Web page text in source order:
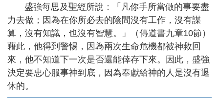
盛強每思及聖經所說：「凡你手所當做的事要盡
力去做；因為在你所必去的陰間沒有工作，沒有謀
算，沒有知識，也沒有智慧。」（傳道書九章10節）
藉此，他得到警惕，因為兩次生命危機都被神救回
來，他不知道下一次是否還能倖存下來。因此，盛強
決定要忠心服事神到底，因為奉獻給神的人是沒有退
休的。